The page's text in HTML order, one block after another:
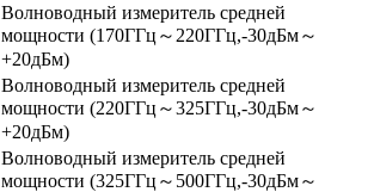
Волноводный измеритель средней
мощности (170ГГц～220ГГц,-30дБм～
+20дБм)
Волноводный измеритель средней
мощности (220ГГц～325ГГц,-30дБм～
+20дБм)
Волноводный измеритель средней
мощности (325ГГц～500ГГц,-30дБм～